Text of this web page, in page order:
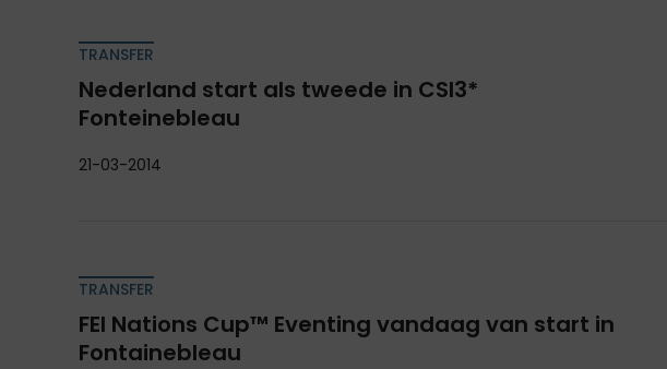
TRANSFER
Nederland start als tweede in CSI3*
Fonteinebleau
21-03-2014
TRANSFER
FEI Nations Cup™ Eventing vandaag van start in
Fontainebleau